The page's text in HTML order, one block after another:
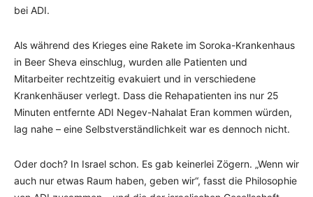
bei ADI.
Als während des Krieges eine Rakete im Soroka-Krankenhaus
in Beer Sheva einschlug, wurden alle Patienten und
Mitarbeiter rechtzeitig evakuiert und in verschiedene
Krankenhäuser verlegt. Dass die Rehapatienten ins nur 25
Minuten entfernte ADI Negev-Nahalat Eran kommen würden,
lag nahe – eine Selbstverständlichkeit war es dennoch nicht.
Oder doch? In Israel schon. Es gab keinerlei Zögern. „Wenn wir
auch nur etwas Raum haben, geben wir“, fasst die Philosophie